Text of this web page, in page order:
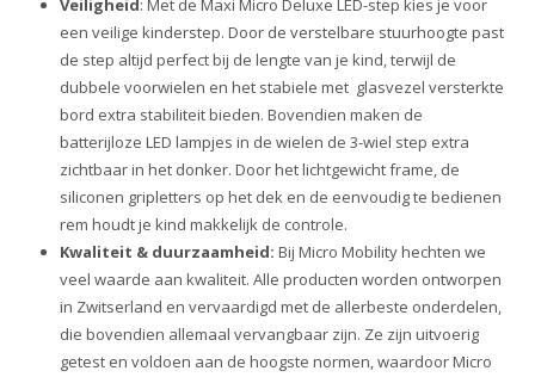
Veiligheid: Met de Maxi Micro Deluxe LED-step kies je voor
een veilige kinderstep. Door de verstelbare stuurhoogte past
de step altijd perfect bij de lengte van je kind, terwijl de
dubbele voorwielen en het stabiele met glasvezel versterkte
bord extra stabiliteit bieden. Bovendien maken de
batterijloze LED lampjes in de wielen de 3-wiel step extra
zichtbaar in het donker. Door het lichtgewicht frame, de
siliconen gripletters op het dek en de eenvoudig te bedienen
rem houdt je kind makkelijk de controle.
Kwaliteit & duurzaamheid: Bij Micro Mobility hechten we
veel waarde aan kwaliteit. Alle producten worden ontworpen
in Zwitserland en vervaardigd met de allerbeste onderdelen,
die bovendien allemaal vervangbaar zijn. Ze zijn uitvoerig
getest en voldoen aan de hoogste normen, waardoor Micro